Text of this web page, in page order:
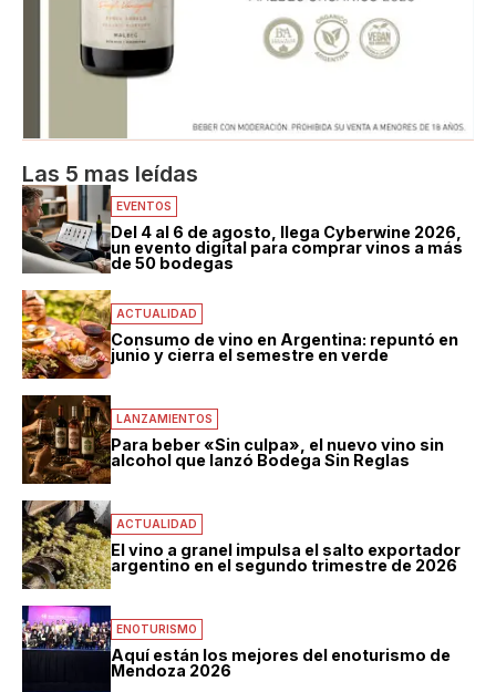
Las 5 mas leídas
EVENTOS
Del 4 al 6 de agosto, llega Cyberwine 2026,
un evento digital para comprar vinos a más
de 50 bodegas
ACTUALIDAD
Consumo de vino en Argentina: repuntó en
junio y cierra el semestre en verde
LANZAMIENTOS
Para beber «Sin culpa», el nuevo vino sin
alcohol que lanzó Bodega Sin Reglas
ACTUALIDAD
El vino a granel impulsa el salto exportador
argentino en el segundo trimestre de 2026
ENOTURISMO
Aquí están los mejores del enoturismo de
Mendoza 2026